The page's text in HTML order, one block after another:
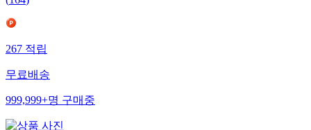
267 적립
무료배송
999,999+명 구매중